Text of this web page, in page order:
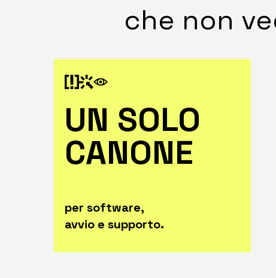
che non
UN SOLO
CANONE
per software,
avvio e supporto.